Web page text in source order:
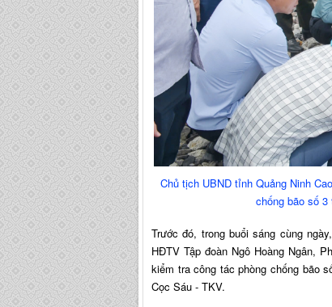
Chủ tịch UBND tỉnh Quảng Ninh
chống bão số
Trước đó, trong buổi sáng cùng
HĐTV Tập đoàn Ngô Hoàng Ngân,
kiểm tra công tác phòng chống bão
Cọc Sáu - TKV.